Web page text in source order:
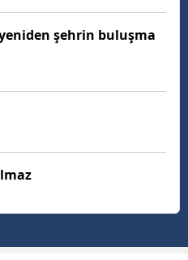
şehrin buluşma